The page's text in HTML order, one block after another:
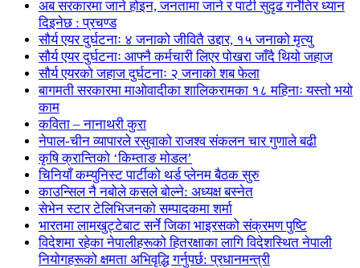
अब सरकारमा जाने होइन, जनतामा जाने र पार्टी सुदृढ गर्नेतिर ध्यान
दिइनेछ : प्रचण्ड
सौर्य एयर दुर्घटनाः ४ जनाको जीवितै उद्दार, १५ जनाको मृत्यु
सौर्य एयर दुर्घटनाः आफ्नै कर्मचारी लिएर पोखरा जाँदै थियो जहाज
सौर्य एयरको जहाज दुर्घटनाः २ जनाको शब फेला
बागमती सरकारमा माओवादीका शालिकरामका १८ महिनाः यस्तो भयो
काम
कविता – नानाथरी कुरा
नेपाल-चीन व्यापारले रसुवाको राजश्व संकलन चार गुणाले बढी
कृषि क्रान्तिको ‘किम्ताङ मोडल’
चिनियाँ कम्युनिस्ट पार्टीको थर्ड प्लेनम बैठक सुरु
काउन्सिल नै नबोले कसले बोल्ने: अध्यक्ष बस्नेत
सेभेन स्टार टेलिभिजनको सम्पादकमा शर्मा
भारतमा लामखुट्टेबाट सर्ने जिका भाइरसको संक्रमण पुष्टि
विदेशमा रहेका नेपालीहरूको हितरक्षाका लागि विदेशस्थित नेपाली
नियोगहरूको क्षमता अभिवृद्धि गर्नुपर्छ: प्रधानमन्त्री